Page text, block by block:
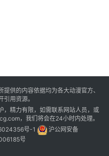
供的内容依据均为各大动漫官方、
引用资源。
，精力有限，如需联系网站人员，或
，我们将会在24小时内处理。
号-1
沪公网安备
号